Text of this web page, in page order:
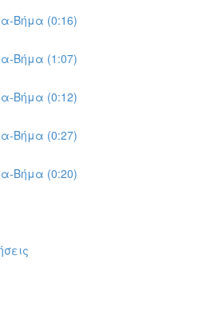
Βήμα (0:16)
Βήμα (1:07)
Βήμα (0:12)
Βήμα (0:27)
Βήμα (0:20)